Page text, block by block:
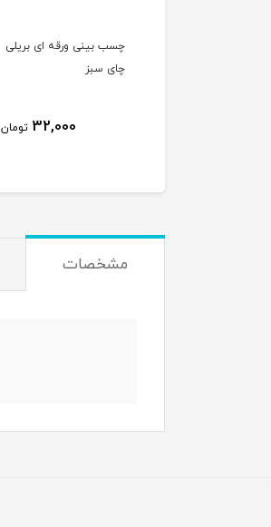
ماسک ورقه ای آبرسان
بیوآکوا
25,000 تومان
مشخصات